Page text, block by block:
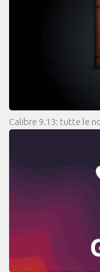
Calibre 9.13: tutte le